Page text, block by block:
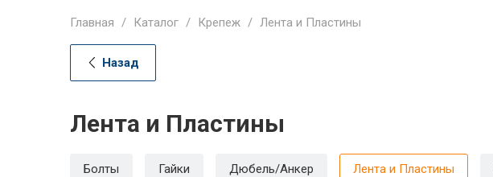
Главная / Каталог / Крепеж / Лента и Пластины
Назад
Лента и Пластины
Болты Гайки Дюбель/Анкер Лента и Пластины